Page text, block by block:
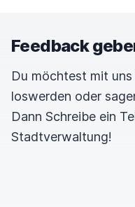
Feedback
Du möchtest mit
loswerden oder
Dann Schreibe ein
Stadtverwaltung!